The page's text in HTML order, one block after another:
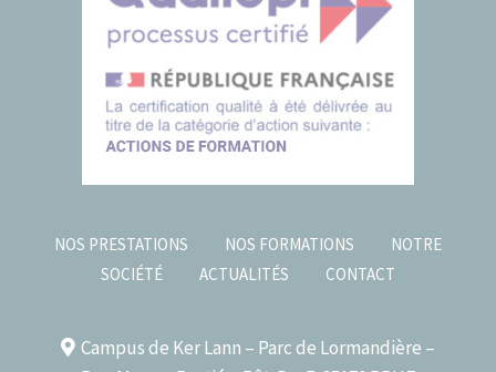
NOS PRESTATIONS NOS FORMATIONS
NOTRE
SOCIÉTÉ
ACTUALITÉS CONTACT
Campus de Ker Lann – Parc de Lormandière –